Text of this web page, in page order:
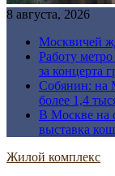
8 августа, 2026
Москвичей
Работу
за концерта
Собянин: на
более 1,4
В Москве на
выставка
Жилой комплекс